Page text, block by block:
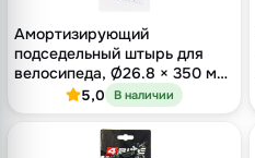
Амортизирующий
подседельный штырь для
велосипеда, Ø26.8 × 350 мм,
оффсет 18 мм, одноболтовый
замок, чёрный
5,0 В наличии